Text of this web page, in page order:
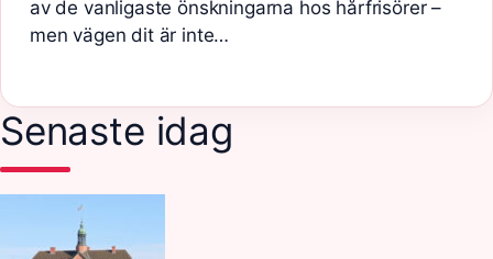
av de vanligaste önskningarna hos hårfrisörer –
men vägen dit är inte…
Senaste idag